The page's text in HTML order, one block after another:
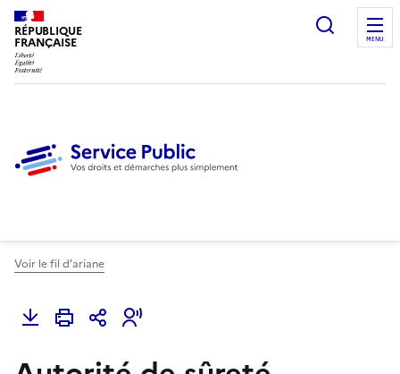
RÉPUBLIQUE
FRANÇAISE
Ouvrir
MENU
Voir le fil d'ariane